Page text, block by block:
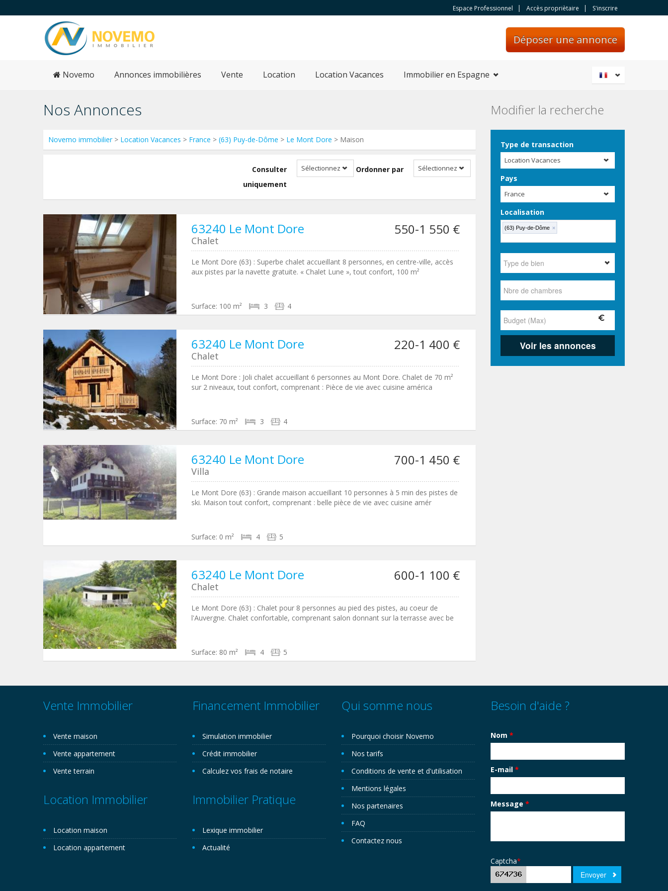
Espace Professionnel Accès propriètaire S'inscrire
Déposer une annonce
Novemo Annonces immobilières Vente Location Location Vacances Immobilier en Espagne
Nos Annonces
Novemo immobilier> Location Vacances > France > (63) Puy-de-Dôme > Le Mont Dore > Maison
Ordonner par Sélectionnez
Consulter
uniquement
Sélectionnez
63240 Le Mont Dore 550-1 550 €
Chalet
Le Mont Dore (63) : Superbe chalet accueillant 8 personnes, en centre-ville, accès
aux pistes par la navette gratuite. « Chalet Lune », tout confort, 100 m²
Surface: 100 m² 3 4
63240 Le Mont Dore 220-1 400 €
Chalet
Le Mont Dore : Joli chalet accueillant 6 personnes au Mont Dore. Chalet de 70 m²
sur 2 niveaux, tout confort, comprenant : Pièce de vie avec cuisine américa
Surface: 70 m² 3 4
63240 Le Mont Dore 700-1 450 €
Villa
Le Mont Dore (63) : Grande maison accueillant 10 personnes à 5 min des pistes de
ski. Maison tout confort, comprenant : belle pièce de vie avec cuisine amér
Surface: 0 m² 4 5
63240 Le Mont Dore 600-1 100 €
Chalet
Le Mont Dore (63) : Chalet pour 8 personnes au pied des pistes, au coeur de
l'Auvergne. Chalet confortable, comprenant salon donnant sur la terrasse avec be
Surface: 80 m² 4 5
Modifier la recherche
Type de transaction
Location Vacances
Pays
France
Localisation
(63) Puy-de-Dôme ×
Vente Immobilier
Vente maison
Vente appartement
Vente terrain
Location Immobilier
Location maison
Location appartement
Financement Immobilier
Simulation immobilier
Crédit immobilier
Calculez vos frais de notaire
Immobilier Pratique
Lexique immobilier
Actualité
Qui somme nous
Pourquoi choisir Novemo
Nos tarifs
Conditions de vente et d'utilisation
Mentions légales
Nos partenaires
FAQ
Contactez nous
Besoin d'aide ?
Nom *
E-mail *
Message *
Captcha*